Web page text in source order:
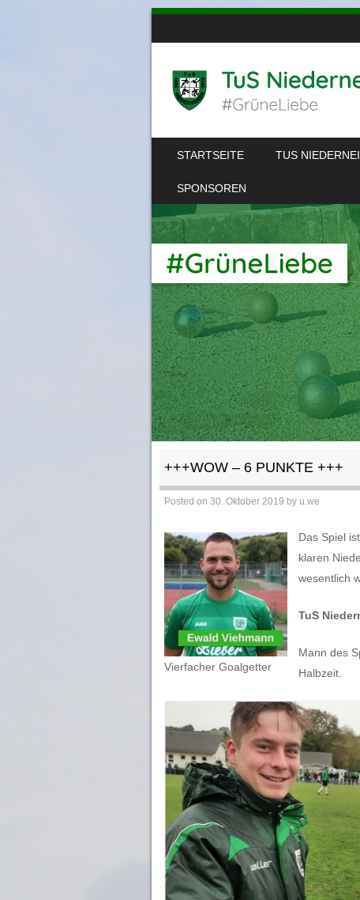
STARTSEITE TUS
SPONSOREN
+++WOW – 6 PUNKTE +++
Posted on 30. Oktober 2019 by u.we
Vierfacher Goalgetter
Das Spiel
klaren
wesentlich
TuS
Mann des
Halbzeit.